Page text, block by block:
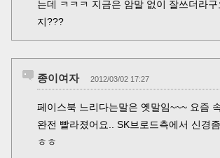
는데 ㅋㅋㅋ 지금은 암말 없이 잘쓰더라구
지???
종이여자 2012/03/02 17:27
페이스북 느리다는말은 옛말임~~~ 요즘
완전 빨라졌어요.. SK브로드측에서 신경
ㅎㅎ